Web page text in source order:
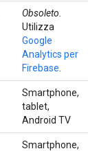
Obsoleto.
Utilizza
Google
Analytics per
Firebase
Smartphone,
tablet,
Android TV
Smartphone,